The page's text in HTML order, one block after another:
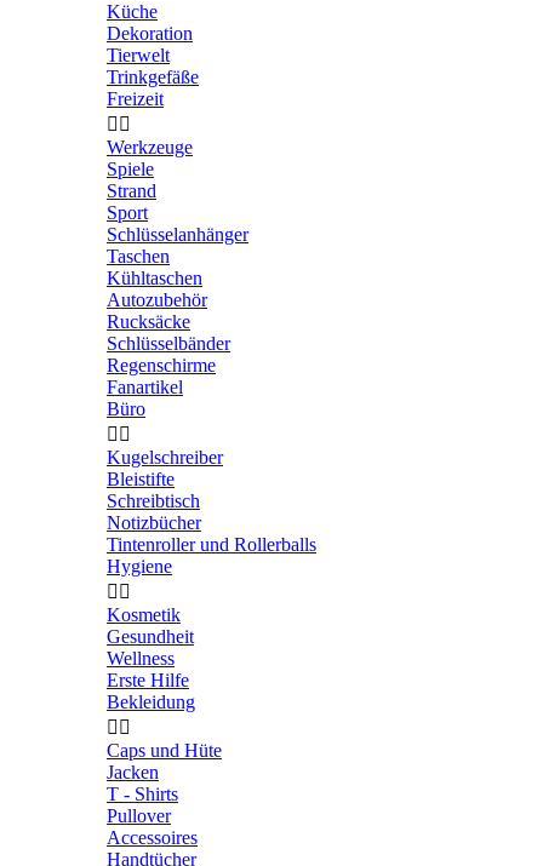
Küche
Dekoration
Tierwelt
Trinkgefäße
Freizeit
 
Werkzeuge
Spiele
Strand
Sport
Schlüsselanhänger
Taschen
Kühltaschen
Autozubehör
Rucksäcke
Schlüsselbänder
Regenschirme
Fanartikel
Büro
 
Kugelschreiber
Bleistifte
Schreibtisch
Notizbücher
Tintenroller und Rollerballs
Hygiene
 
Kosmetik
Gesundheit
Wellness
Erste Hilfe
Bekleidung
 
Caps und Hüte
Jacken
T - Shirts
Pullover
Accessoires
Handtücher